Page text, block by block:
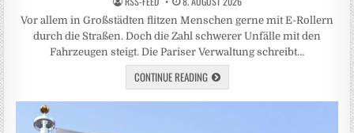
Vor allem in Großstädten flitzen Menschen gerne mit E-Rollern
durch die Straßen. Doch die Zahl schwerer Unfälle mit den
Fahrzeugen steigt. Die Pariser Verwaltung schreibt…
CONTINUE READING